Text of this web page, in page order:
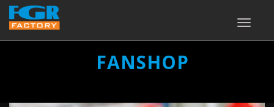
TOGGLE
FANSHOP